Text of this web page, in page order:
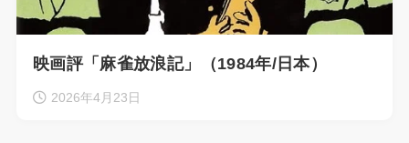
映画評「麻雀放浪記」（1984年/日本）
2026年4月23日